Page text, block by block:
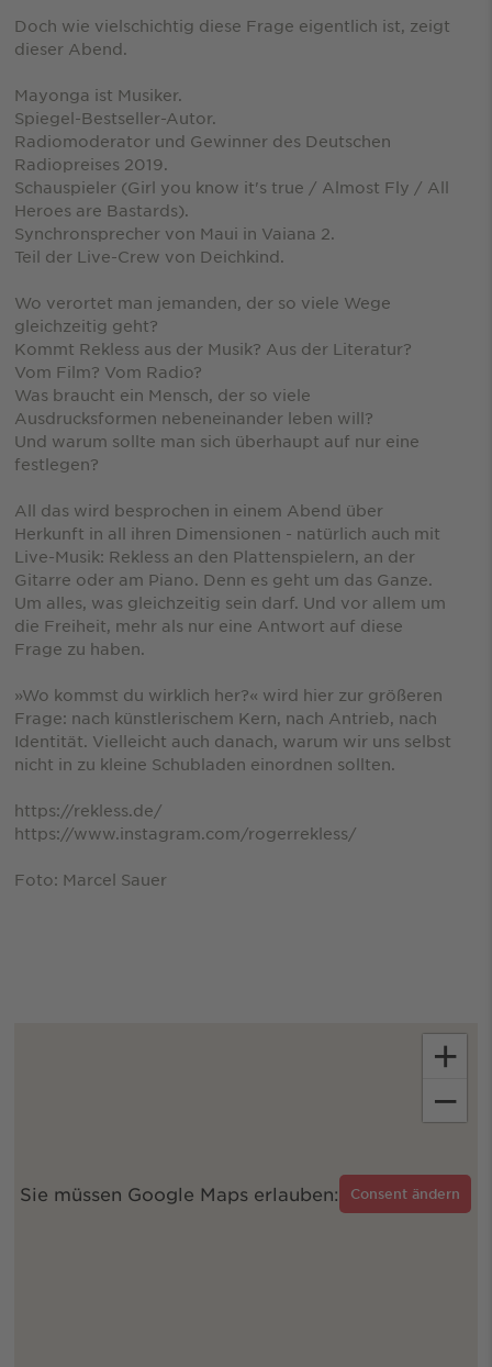
Doch wie vielschichtig diese Frage eigentlich ist, zeigt
dieser Abend.
Mayonga ist Musiker.
Spiegel-Bestseller-Autor.
Radiomoderator und Gewinner des Deutschen
Radiopreises 2019.
Schauspieler (Girl you know it's true / Almost Fly / All
Heroes are Bastards).
Synchronsprecher von Maui in Vaiana 2.
Teil der Live-Crew von Deichkind.
Wo verortet man jemanden, der so viele Wege
gleichzeitig geht?
Kommt Rekless aus der Musik? Aus der Literatur?
Vom Film? Vom Radio?
Was braucht ein Mensch, der so viele
Ausdrucksformen nebeneinander leben will?
Und warum sollte man sich überhaupt auf nur eine
festlegen?
All das wird besprochen in einem Abend über
Herkunft in all ihren Dimensionen - natürlich auch mit
Live-Musik: Rekless an den Plattenspielern, an der
Gitarre oder am Piano. Denn es geht um das Ganze.
Um alles, was gleichzeitig sein darf. Und vor allem um
die Freiheit, mehr als nur eine Antwort auf diese
Frage zu haben.
»Wo kommst du wirklich her?« wird hier zur größeren
Frage: nach künstlerischem Kern, nach Antrieb, nach
Identität. Vielleicht auch danach, warum wir uns selbst
nicht in zu kleine Schubladen einordnen sollten.
https://rekless.de/
https://www.instagram.com/rogerrekless/
Foto: Marcel Sauer
Sie müssen Google Maps erlauben: Consent ändern
+
−